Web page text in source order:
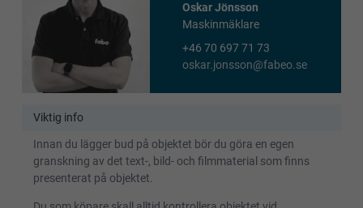
Oskar Jönsson
Maskinmäklare
+46 70 697 71 73
oskar.jonsson@fabeo.se
Viktig info
Innan du lägger bud på objektet bör du göra en egen
granskning av det text-, bild- och filmmaterial som finns
presenterat på objektet.